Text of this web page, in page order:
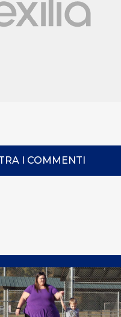
I COMMENTI